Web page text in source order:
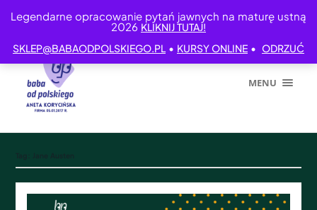
Legendarne opracowanie pytań jawnych na maturę ustną
2026 KLIKNIJ TUTAJ!
SKLEP@BABAODPOLSKIEGO.PL • KURSY ONLINE • ODRZUĆ
MENU